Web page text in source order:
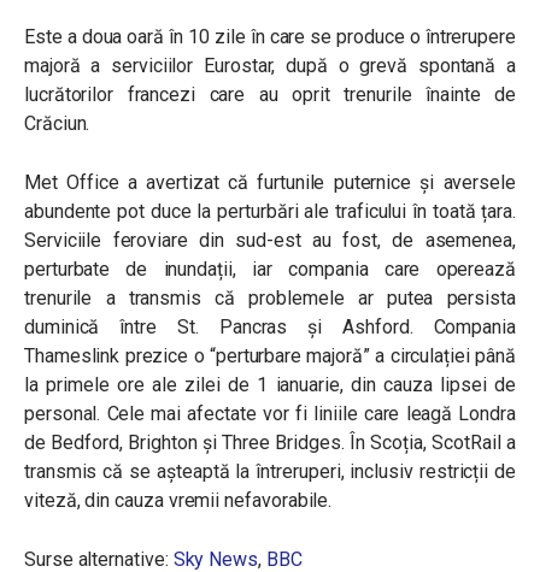
Este a doua oară în 10 zile în care se produce o întrerupere
majoră a serviciilor Eurostar, după o grevă spontană a
lucrătorilor francezi care au oprit trenurile înainte de
Crăciun.
Met Office a avertizat că furtunile puternice și aversele
abundente pot duce la perturbări ale traficului în toată țara.
Serviciile feroviare din sud-est au fost, de asemenea,
perturbate de inundații, iar compania care operează
trenurile a transmis că problemele ar putea persista
duminică între St. Pancras și Ashford. Compania
Thameslink prezice o “perturbare majoră” a circulației până
la primele ore ale zilei de 1 ianuarie, din cauza lipsei de
personal. Cele mai afectate vor fi liniile care leagă Londra
de Bedford, Brighton și Three Bridges. În Scoția, ScotRail a
transmis că se așteaptă la întreruperi, inclusiv restricții de
viteză, din cauza vremii nefavorabile.
Surse alternative: Sky News, BBC